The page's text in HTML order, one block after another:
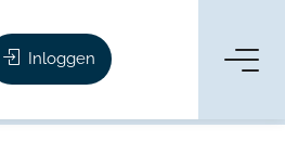
Inloggen